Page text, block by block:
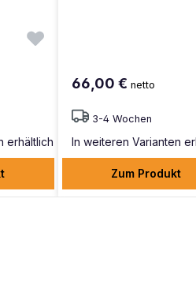
erhältlich
66,00 € netto
3-4 Wochen
In weiteren Varianten
Zum Produkt